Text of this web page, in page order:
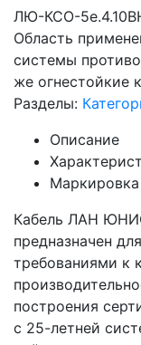
ЛЮ-КСО-
Область
системы
же огнестойкие
Разделы:
Описание
Маркировка
Кабель ЛАН
предназначен
требованиями к
построения
с 25-летней